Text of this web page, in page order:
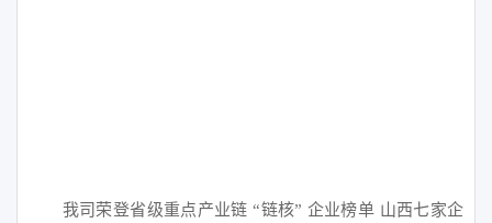
我司荣登省级重点产业链 “链核” 企业榜单 山西七家企